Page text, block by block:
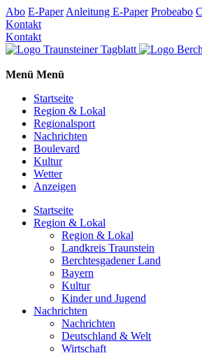
Abo E-Paper Anleitung E-Paper Probeabo
Kontakt
Kontakt
Menü Menü
Startseite
Region & Lokal
Regionalsport
Nachrichten
Boulevard
Kultur
Wetter
Anzeigen
Startseite
Region & Lokal
Region & Lokal
Landkreis Traunstein
Berchtesgadener Land
Bayern
Kultur
Kinder und Jugend
Nachrichten
Nachrichten
Deutschland & Welt
Wirtschaft